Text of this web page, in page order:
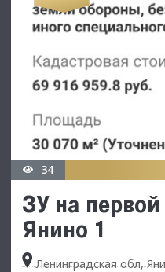
34
ЗУ на
Янино 1
Ленинградская обл,